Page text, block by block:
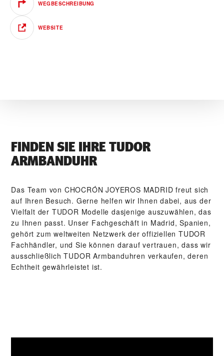
WEGBESCHREIBUNG
WEBSITE
FINDEN SIE IHRE TUDOR
ARMBANDUHR
Das Team von ‭CHOCRÓN JOYEROS MADRID‬ freut sich
auf Ihren Besuch. Gerne helfen wir Ihnen dabei, aus der
Vielfalt der TUDOR Modelle dasjenige auszuwählen, das
zu Ihnen passt. Unser Fach­geschäft in Madrid, Spanien,
gehört zum weltweiten Netzwerk der offiziellen TUDOR
Fachhändler, und Sie können darauf vertrauen, dass wir
ausschließlich TUDOR Arm­band­uhren verkaufen, deren
Echtheit gewährleistet ist.